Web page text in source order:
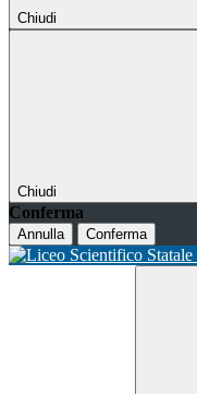
Chiudi
Chiudi
Conferma
Annulla Conferma